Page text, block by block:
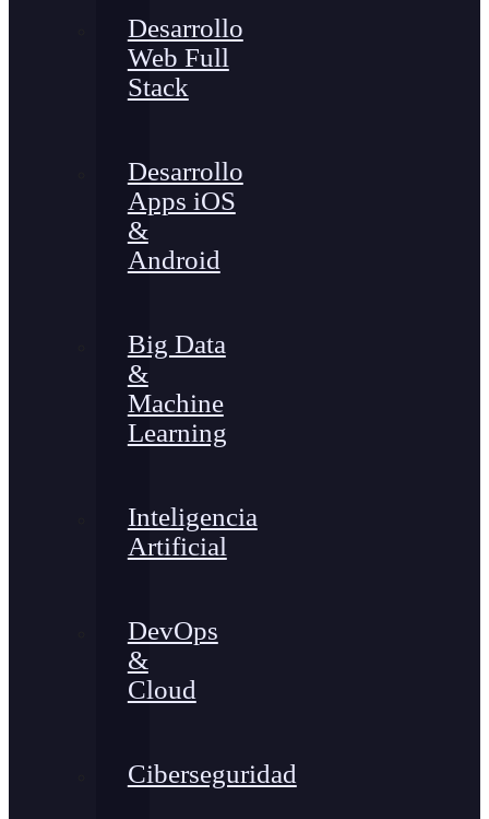
Desarrollo
Web Full
Stack
Desarrollo
Apps iOS
&
Android
Big Data
&
Machine
Learning
Inteligencia
Artificial
DevOps
&
Cloud
Ciberseguridad